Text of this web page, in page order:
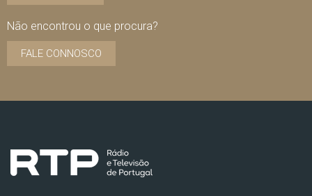
Não encontrou o que procura?
FALE CONNOSCO